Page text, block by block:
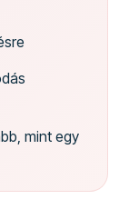
mint egy